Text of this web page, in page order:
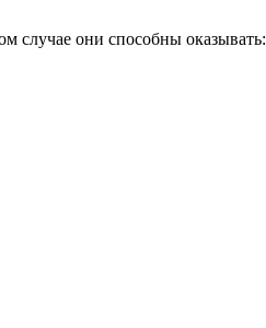
случае они способны оказывать: